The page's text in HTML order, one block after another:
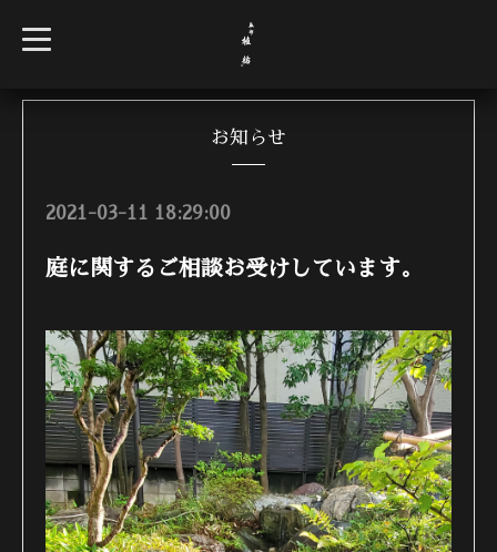
t
o
l
お知らせ
2021-03-11 18:29:00
庭に関するご相談お受けしています。